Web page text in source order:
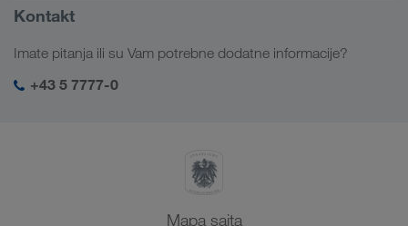
Digitalna rešenja
Rešenja za industriju
Kavkaz
Centralna Azija
Bliski Istok
Informacije o preduzeću
Društvena odgovornost
SHEQ menadžment
Kontakt
Imate pitanja ili su Vam potrebne dodatne informacije?
+43 5 7777-0
Mapa sajta